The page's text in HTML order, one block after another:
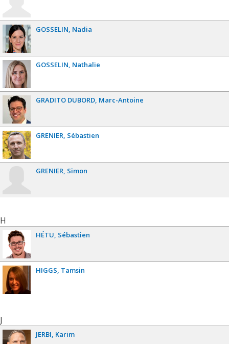
GOSSELIN Nadia
GOSSELIN Nathalie
GRADITO DUBORD Marc-Antoine
GRENIER Sébastien
GRENIER Simon
H
HÉTU Sébastien
HIGGS Tamsin
J
JERBI Karim